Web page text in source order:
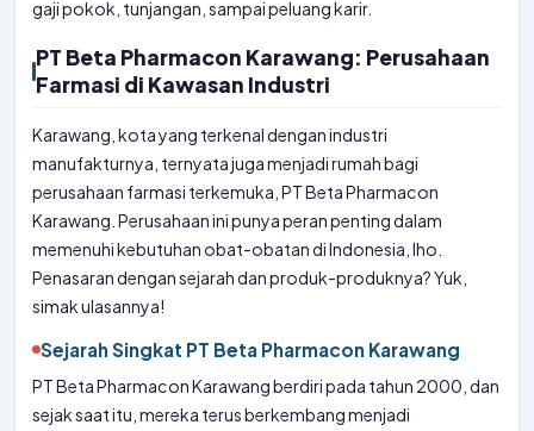
gaji pokok, tunjangan, sampai peluang karir.
PT Beta Pharmacon Karawang: Perusahaan
Farmasi di Kawasan Industri
Karawang, kota yang terkenal dengan industri
manufakturnya, ternyata juga menjadi rumah bagi
perusahaan farmasi terkemuka, PT Beta Pharmacon
Karawang. Perusahaan ini punya peran penting dalam
memenuhi kebutuhan obat-obatan di Indonesia, lho.
Penasaran dengan sejarah dan produk-produknya? Yuk,
simak ulasannya!
Sejarah Singkat PT Beta Pharmacon Karawang
PT Beta Pharmacon Karawang berdiri pada tahun 2000, dan
sejak saat itu, mereka terus berkembang menjadi